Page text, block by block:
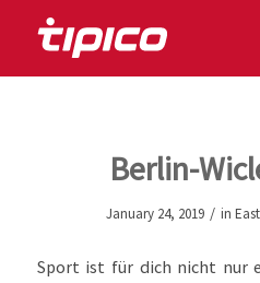
Berlin-
January 24, 2019 / in East
Sport ist für dich nicht nur